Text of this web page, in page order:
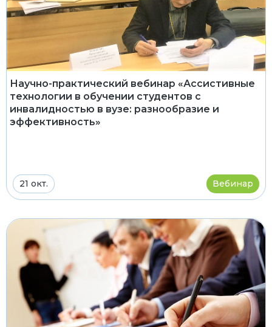
Научно-практический вебинар «Ассистивные
технологии в обучении студентов с
инвалидностью в вузе: разнообразие и
эффективность»
21 окт. Вебинар